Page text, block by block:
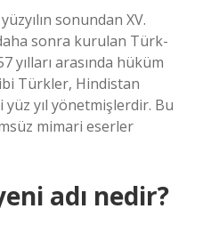
sonundan XV.
sonra kurulan Türk-
yılları arasında hüküm
Türkler, Hindistan
yüz yıl yönetmişlerdir. Bu
mimari eserler
adı nedir?